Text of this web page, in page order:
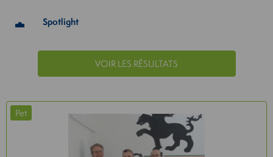
Spotlight
VOIR LES RÉSULTATS
Pet